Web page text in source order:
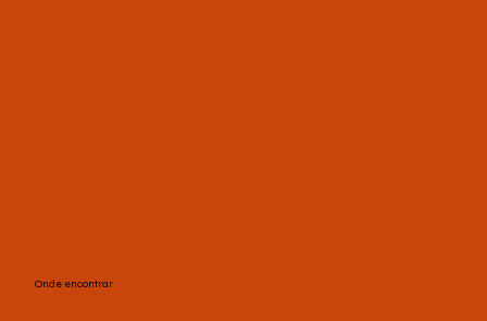
Onde encontrar